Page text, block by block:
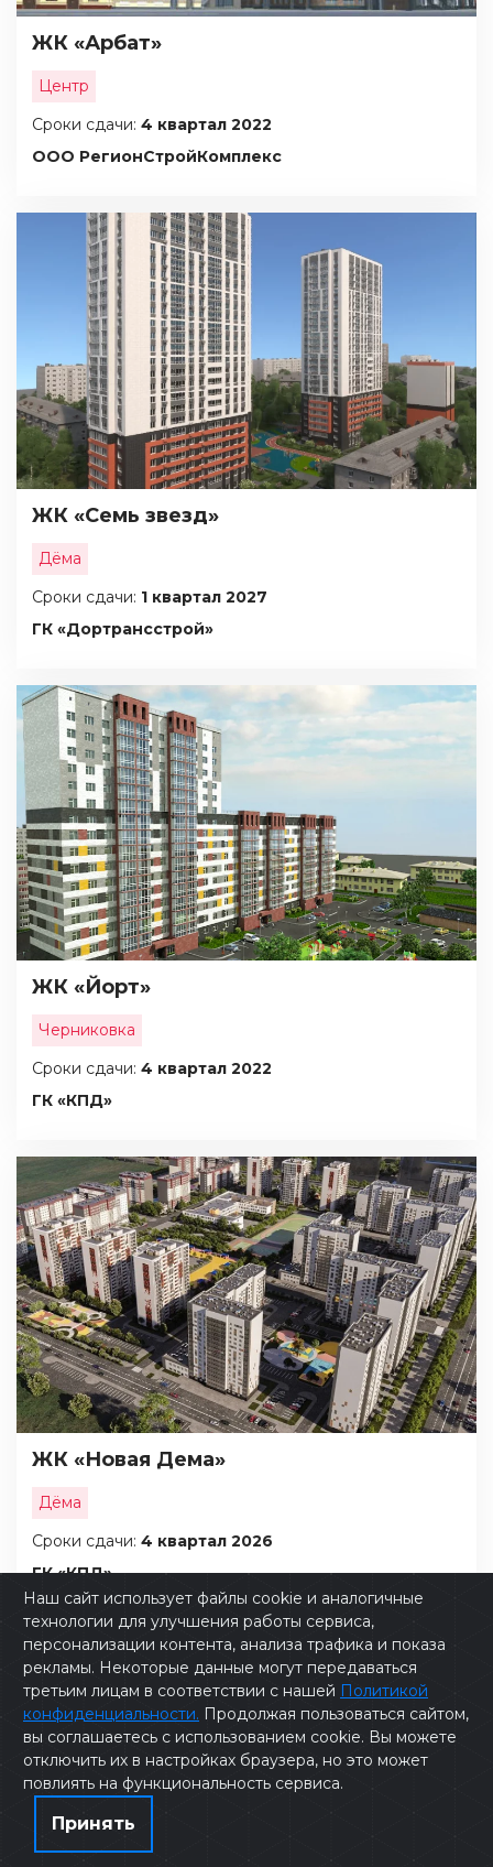
ЖК «Арбат»
Центр
Сроки сдачи: 4 квартал 2022
ООО РегионСтройКомплекс
ЖК «Семь звезд»
Дёма
Сроки сдачи: 1 квартал 2027
ГК «Дортрансстрой»
ЖК «Йорт»
Черниковка
Сроки сдачи: 4 квартал 2022
ГК «КПД»
ЖК «Новая Дема»
Дёма
Сроки сдачи: 4 квартал 2026
ГК «КПД»
Наш сайт использует файлы cookie и аналогичные
технологии для улучшения работы сервиса,
персонализации контента, анализа трафика и показа
рекламы. Некоторые данные могут передаваться
третьим лицам в соответствии с нашей Политикой
конфиденциальности. Продолжая пользоваться сайтом,
вы соглашаетесь с использованием cookie. Вы можете
отключить их в настройках браузера, но это может
повлиять на функциональность сервиса.
Принять